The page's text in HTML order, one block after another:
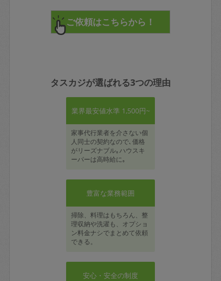
タスカジが選ばれる3つの理由
業界最安値水準 1,500円~
家事代行業者を介さない個
人同士の契約なので､価格
がリーズナブル｡ハウスキ
ーパーは高時給に｡
豊富な業務範囲
掃除、料理はもちろん、整
理収納や洗濯も、オプショ
ン料金ナシでまとめて依頼
できる。
安心・安全の制度